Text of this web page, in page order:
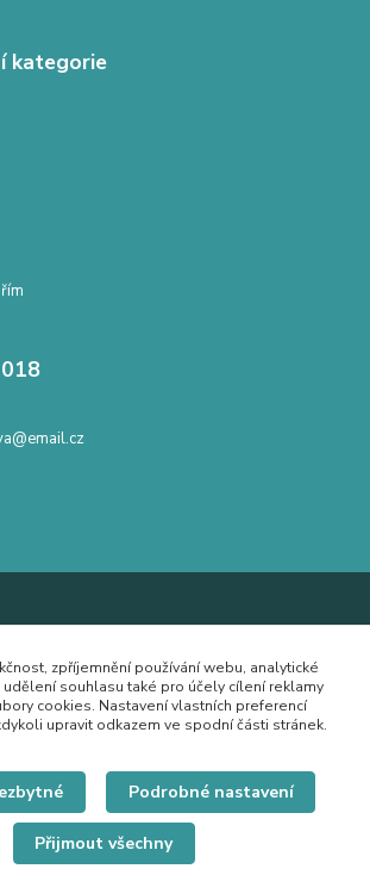
kategorie
zpříjemnění používání webu, analytické
udělení souhlasu také pro účely cílení reklamy
cookies. Nastavení vlastních preferencí
upravit odkazem ve spodní části stránek.
Podrobné nastavení
Přijmout všechny